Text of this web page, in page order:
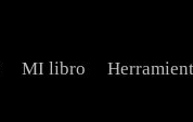
MI libro